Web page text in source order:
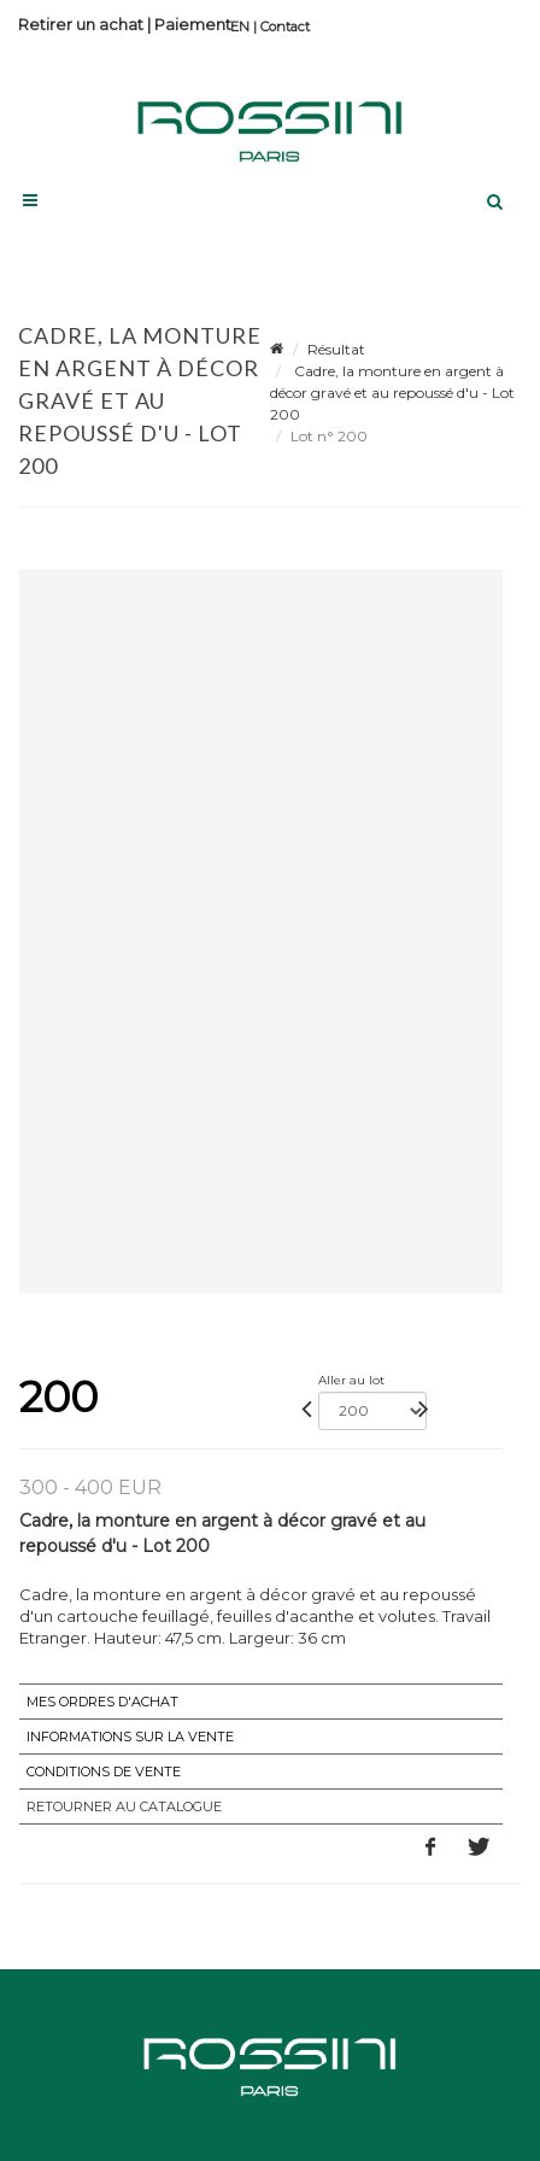
Contact
Retirer un achat | Paiement
CADRE, LA MONTURE
EN ARGENT À DÉCOR
GRAVÉ ET AU
REPOUSSÉ D'U - LOT
200
Résultat
Cadre, la monture en argent à
décor gravé et au repoussé d'u - Lot
200
Lot n° 200
200 Aller au lot
300 - 400 EUR
Cadre, la monture en argent à décor gravé et au
repoussé d'u - Lot 200
Cadre, la monture en argent à décor gravé et au repoussé
d'un cartouche feuillagé, feuilles d'acanthe et volutes. Travail
Etranger. Hauteur: 47,5 cm. Largeur: 36 cm
MES ORDRES D'ACHAT
INFORMATIONS SUR LA VENTE
CONDITIONS DE VENTE
RETOURNER AU CATALOGUE